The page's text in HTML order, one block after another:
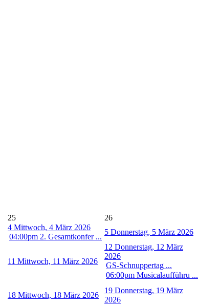
25 26
4 Mittwoch, 4 März 2026
04:00pm 2. Gesamtkonfer ...
5 Donnerstag, 5 März 2026
11 Mittwoch, 11 März 2026
12 Donnerstag, 12 März
2026
GS-Schnuppertag ...
06:00pm Musicalaufführu ...
18 Mittwoch, 18 März 2026
19 Donnerstag, 19 März
2026